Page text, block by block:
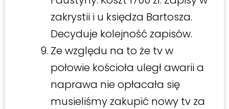
zakrystii i u księdza Bartosza.
Decyduje kolejność zapisów.
Ze względu na to że tv w
połowie kościoła uległ awarii a
naprawa nie opłacała się
musieliśmy zakupić nowy tv za